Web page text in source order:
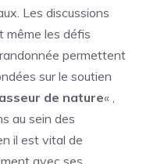
Les discussions
même les défis
permettent
sur le soutien
de nature« ,
au sein des
il est vital de
avec ses